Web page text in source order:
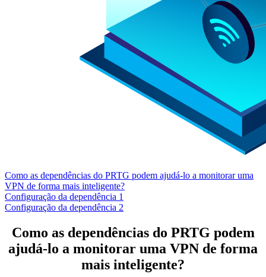
Como as dependências do PRTG podem ajudá-lo a monitorar uma
VPN de forma mais inteligente?
Configuração da dependência 1
Configuração da dependência 2
Como as dependências do PRTG podem
ajudá-lo a monitorar uma VPN de forma
mais inteligente?